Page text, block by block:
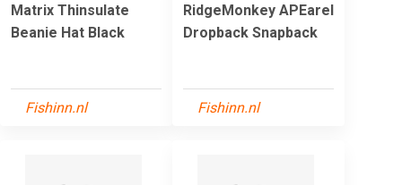
Matrix Thinsulate
Beanie Hat Black
Fishinn.nl
RidgeMonkey APEarel
Dropback Snapback
Fishinn.nl